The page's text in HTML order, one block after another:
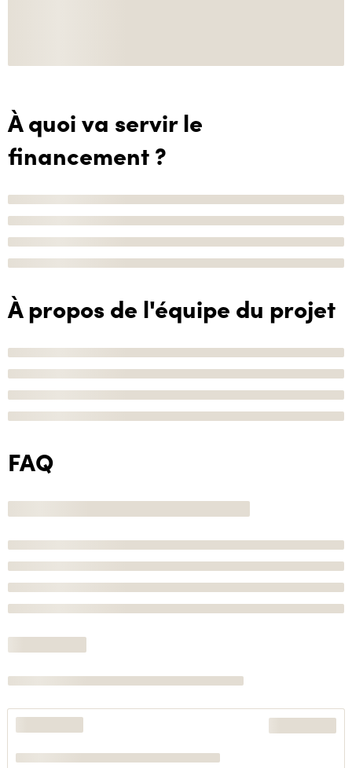
À quoi va servir le
financement ?
À propos de l'équipe du projet
FAQ